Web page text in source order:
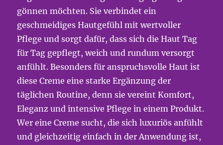
gönnen möchten. Sie verbindet ein
geschmeidiges Hautgefühl mit wertvoller
Pflege und sorgt dafür, dass sich die Haut Tag
für Tag gepflegt, weich und rundum versorgt
anfühlt. Besonders für anspruchsvolle Haut ist
diese Creme eine starke Ergänzung der
täglichen Routine, denn sie vereint Komfort,
Eleganz und intensive Pflege in einem Produkt.
Wer eine Creme sucht, die sich luxuriös anfühlt
und gleichzeitig einfach in der Anwendung ist,